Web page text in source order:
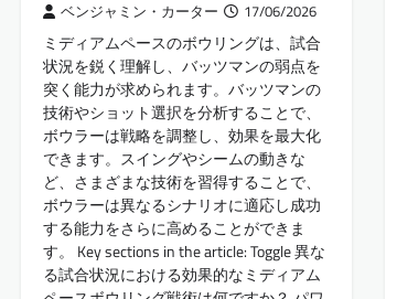
ベンジャミン・カーター 17/06/2026
ミディアムペースのボウリングは、試合
状況を鋭く理解し、バッツマンの弱点を
突く能力が求められます。バッツマンの
技術やショット選択を分析することで、
ボウラーは戦略を調整し、効果を最大化
できます。スイングやシームの動きな
ど、さまざまな技術を習得することで、
ボウラーは異なるシナリオに適応し成功
する能力をさらに高めることができま
す。 Key sections in the article: Toggle 異な
る試合状況における効果的なミディアム